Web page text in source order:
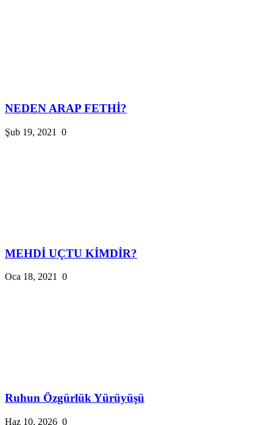
NEDEN ARAP FETHİ?
Şub 19, 2021 0
MEHDİ UÇTU KİMDİR?
Oca 18, 2021 0
Ruhun Özgürlük Yürüyüşü
Haz 10, 2026 0